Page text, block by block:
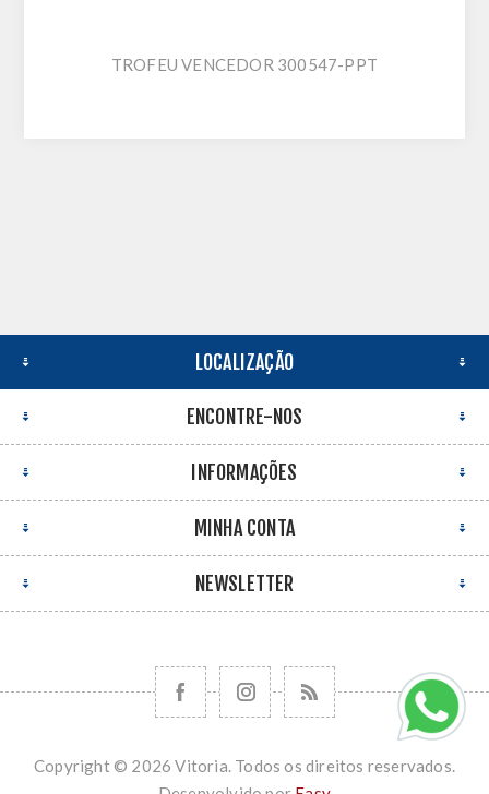
TROFEU VENCEDOR 300547-PPT
LOCALIZAÇÃO
ENCONTRE-NOS
INFORMAÇÕES
MINHA CONTA
NEWSLETTER
Copyright © 2026 Vitoria. Todos os direitos reservados.